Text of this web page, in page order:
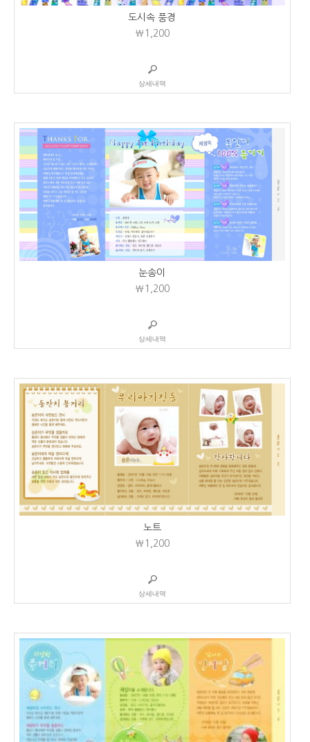
도시속 풍경
₩1,200
상세내역
눈송이
₩1,200
상세내역
노트
₩1,200
상세내역